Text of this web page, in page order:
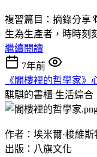
複習篇目：摘錄分享
生為生產者，時時刻
繼續閱讀
7年前
《閣樓裡的哲學家》
騏騏的書櫃 生活綜合
作者：埃米爾·梭維斯
出版：八旗文化